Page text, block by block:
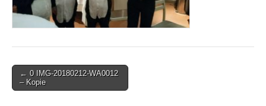
Post
navigation
← 0 IMG-20180212-WA0012
– Kopie